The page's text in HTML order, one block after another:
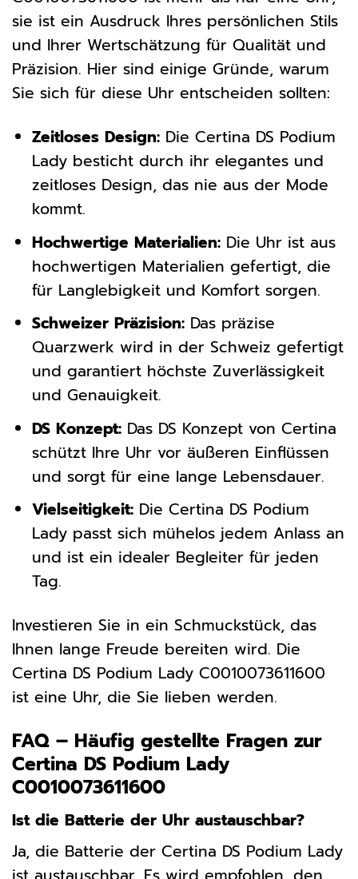
sie ist ein Ausdruck Ihres persönlichen Stils
und Ihrer Wertschätzung für Qualität und
Präzision. Hier sind einige Gründe, warum
Sie sich für diese Uhr entscheiden sollten:
Zeitloses Design:Die Certina DS Podium
Lady besticht durch ihr elegantes und
zeitloses Design, das nie aus der Mode
kommt.
Hochwertige Materialien:Die Uhr ist aus
hochwertigen Materialien gefertigt, die
für Langlebigkeit und Komfort sorgen.
Schweizer Präzision:Das präzise
Quarzwerk wird in der Schweiz gefertigt
und garantiert höchste Zuverlässigkeit
und Genauigkeit.
DS Konzept:Das DS Konzept von Certina
schützt Ihre Uhr vor äußeren Einflüssen
und sorgt für eine lange Lebensdauer.
Vielseitigkeit:Die Certina DS Podium
Lady passt sich mühelos jedem Anlass an
und ist ein idealer Begleiter für jeden
Tag.
Investieren Sie in ein Schmuckstück, das
Ihnen lange Freude bereiten wird. Die
Certina DS Podium Lady C0010073611600
ist eine Uhr, die Sie lieben werden.
FAQ – Häufig gestellte Fragen zur
Certina DS Podium Lady
C0010073611600
Ist die Batterie der Uhr austauschbar?
Ja, die Batterie der Certina DS Podium Lady